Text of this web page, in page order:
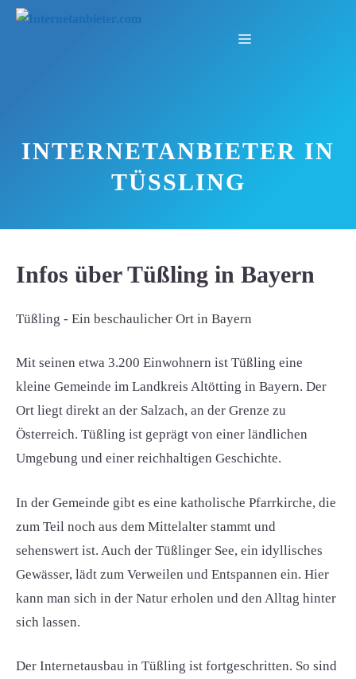
Zum
Menü
INTERNETANBIETER IN
TÜSSLING
Infos über Tüßling in Bayern
Tüßling - Ein beschaulicher Ort in Bayern
Mit seinen etwa 3.200 Einwohnern ist Tüßling eine
kleine Gemeinde im Landkreis Altötting in Bayern. Der
Ort liegt direkt an der Salzach, an der Grenze zu
Österreich. Tüßling ist geprägt von einer ländlichen
Umgebung und einer reichhaltigen Geschichte.
In der Gemeinde gibt es eine katholische Pfarrkirche, die
zum Teil noch aus dem Mittelalter stammt und
sehenswert ist. Auch der Tüßlinger See, ein idyllisches
Gewässer, lädt zum Verweilen und Entspannen ein. Hier
kann man sich in der Natur erholen und den Alltag hinter
sich lassen.
Der Internetausbau in Tüßling ist fortgeschritten. So sind